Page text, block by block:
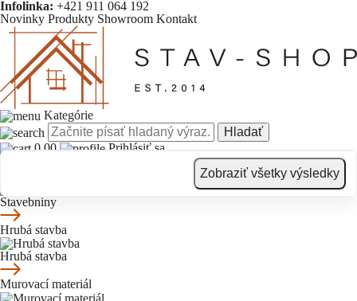
Infolinka: +421 911 064 192
Novinky Produkty Showroom Kontakt
Kategórie
Hladať
Zobraziť všetky výsledky
0.00
Prihlásiť sa
Kontakt
Stavebniny
Hrubá stavba
Hrubá stavba
Murovací materiál